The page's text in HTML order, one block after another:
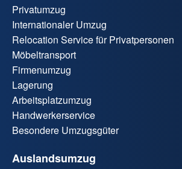
Privatumzug
Internationaler Umzug
Relocation Service für Privatpersonen
Möbeltransport
Firmenumzug
Lagerung
Arbeitsplatzumzug
Handwerkerservice
Besondere Umzugsgüter
Auslandsumzug